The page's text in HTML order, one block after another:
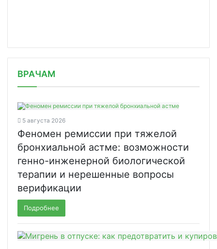
ВРАЧАМ
5 августа 2026
Феномен ремиссии при тяжелой
бронхиальной астме: возможности
генно-инженерной биологической
терапии и нерешенные вопросы
верификации
Подробнее